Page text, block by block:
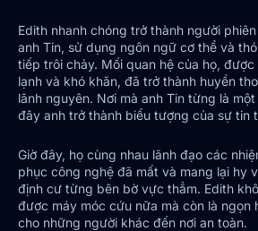
Edith nhanh chóng trở thành người
anh Tin, sử dụng ngôn ngữ cơ thể và
tiếp trôi chảy. Mối quan hệ của họ,
lạnh và khó khăn, đã trở thành huyền
lãnh nguyên. Nơi mà anh Tin từng là
đây anh trở thành biểu tượng của sự tin
Giờ đây, họ cùng nhau lãnh đạo các
phục công nghệ đã mất và mang lại hy
định cư từng bên bờ vực thẳm. Edith
được máy móc cứu nữa mà còn là ngọn
cho những người khác đến nơi an toàn.